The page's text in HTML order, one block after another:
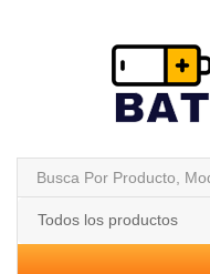
Todos los productos